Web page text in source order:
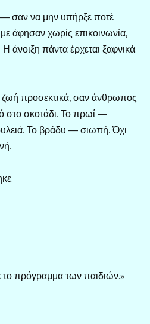
— σαν να μην υπήρξε ποτέ
άφησαν χωρίς επικοινωνία,
άνοιξη πάντα έρχεται ξαφνικά.
προσεκτικά, σαν άνθρωπος
στο σκοτάδι. Το πρωί —
Το βράδυ — σιωπή. Όχι
πρόγραμμα των παιδιών.»